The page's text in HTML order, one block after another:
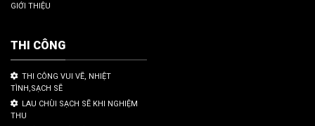
GIỚI THIỆU
THI CÔNG
THI CÔNG VUI VẼ, NHIỆT
TÌNH,SẠCH SẼ
LAU CHÙI SẠCH SẼ KHI NGHIỆM
THU